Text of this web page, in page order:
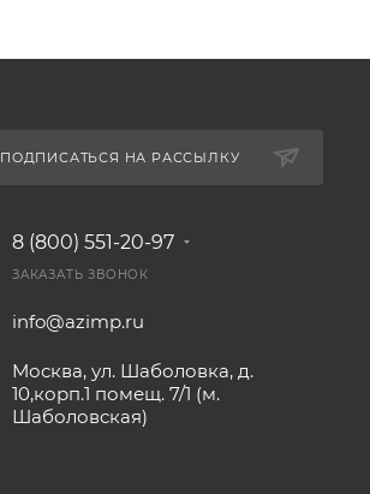
ПОДПИСАТЬСЯ НА РАССЫЛКУ
8 (800) 551-20-97
ЗАКАЗАТЬ ЗВОНОК
info@azimp.ru
Москва, ул. Шаболовка, д.
10,корп.1 помещ. 7/1 (м.
Шаболовская)